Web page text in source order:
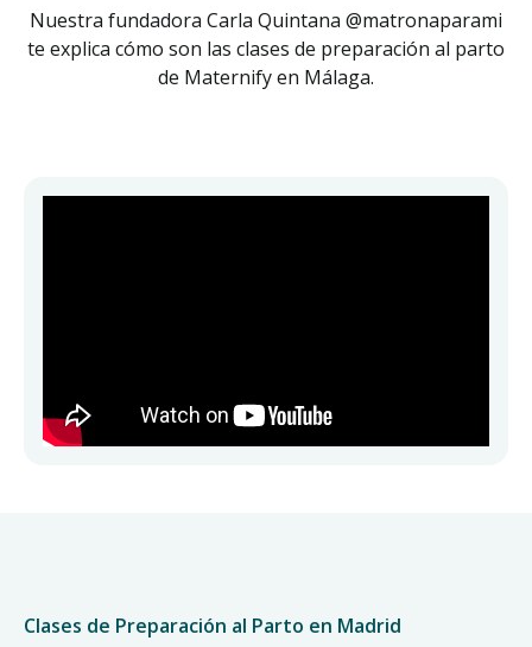
Nuestra fundadora Carla Quintana @matronaparami
te explica cómo son las clases de preparación al parto
de Maternify en Málaga.
Clases de Preparación al Parto en Madrid